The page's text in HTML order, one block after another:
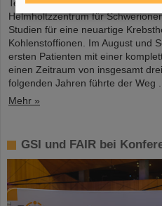
Technologietransfer: Vor 25
Helmholtzzentrum für
Studien für eine neuartige
Kohlenstoffionen. Im August und
ersten Patienten mit einer
einen Zeitraum von insgesamt
folgenden Jahren führte der Weg ...
Mehr »
GSI und FAIR bei